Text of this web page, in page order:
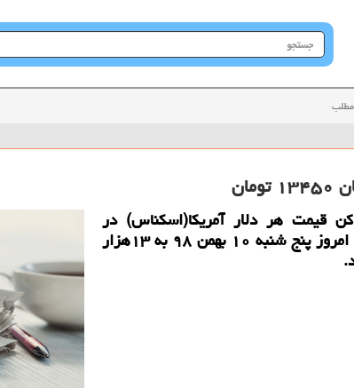
جستجو
در
مطلب
قیمت هر دلار آمریكا(اسكناس) در
صرافی های بانكی، امروز پنج شنبه ۱۰ بهمن ۹۸ به ۱۳هزار